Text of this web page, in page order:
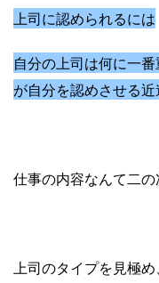
上司に認められるには
自分の上司は何に一
が自分を認めさせる近
仕事の内容なんて二の
上司のタイプを見極